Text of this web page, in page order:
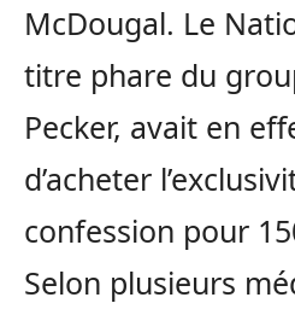
McDougal. Le
titre phare du
Pecker, avait en
d’acheter
confession pour
Selon plusieurs